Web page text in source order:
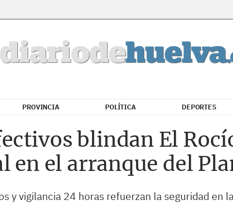
PROVINCIA POLÍTICA DEPORTES
blindan El
el arranque del
y vigilancia 24 horas refuerzan la seguridad en